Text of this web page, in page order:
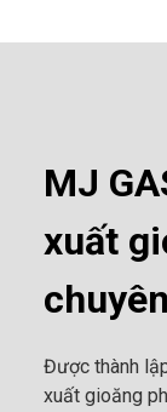
MJ
xuất
Được thành
xuất gioăng